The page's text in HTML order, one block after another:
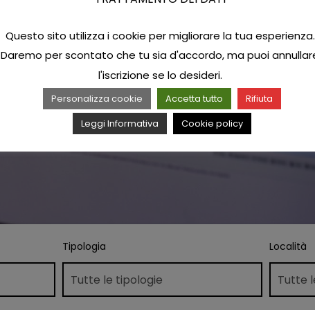
Tipologia Località
Questo sito utilizza i cookie per migliorare la tua esperienza.
Daremo per scontato che tu sia d'accordo, ma puoi
l'iscrizione se lo desideri.
Personalizza cookie Accetta tutto
Rifiuta
Leggi Informativa
Cookie policy